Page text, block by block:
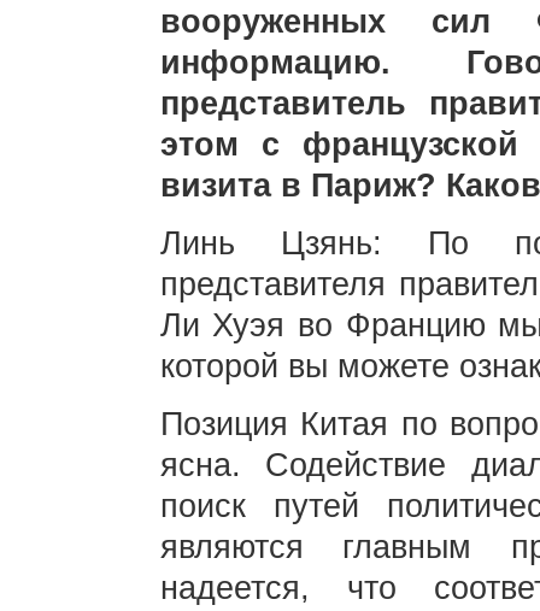
вооруженных сил
информацию.
представитель
этом с
визита в Париж?
Линь Цзянь: По
представителя
Ли Хуэя во Францию
которой вы можете
Позиция Китая по
ясна. Содействие
поиск путей
являются главным
надеется, что